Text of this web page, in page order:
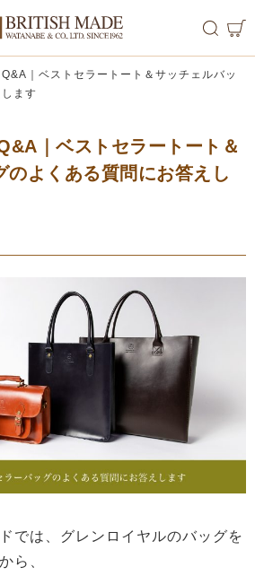
MEN
WOMEN
｜ベストセラートート＆サッチェルバッ
ます
｜ベストセラートート＆
のよくある質問にお答えし
では、グレンロイヤルのバッグを
ら、